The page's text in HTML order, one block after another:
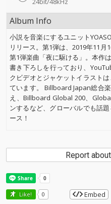
Album Info
小説を音楽にするユニット
リリース。第1弾は、2019年11月
第1弾楽曲「夜に駆ける」。本作
書き下ろしを行っており、
クビデオとジャケットイラスト
ています。 Billboard Japan総合
え、Billboard Global 200、
ンするなど、グローバルでも話
ース！
Report
Like! 0 Embed